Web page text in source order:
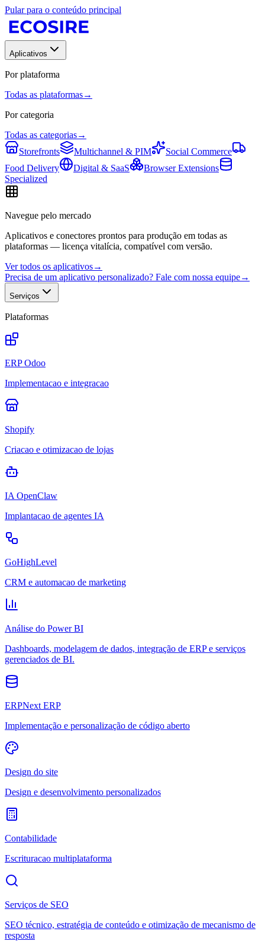
Pular para o conteúdo principal
Aplicativos
Por plataforma
Todas as plataformas→
Por categoria
Todas as categorias→
Storefronts
Multichannel & PIM
Social Commerce
Food Delivery
Digital & SaaS
Browser Extensions
Specialized
Navegue pelo mercado
Aplicativos e conectores prontos para produção em todas as
plataformas — licença vitalícia, compatível com versão.
Ver todos os aplicativos→
Precisa de um aplicativo personalizado? Fale com nossa equipe→
Serviços
Plataformas
ERP Odoo
Implementacao e integracao
Shopify
Criacao e otimizacao de lojas
IA OpenClaw
Implantacao de agentes IA
GoHighLevel
CRM e automacao de marketing
Análise do Power BI
Dashboards, modelagem de dados, integração de ERP e serviços
gerenciados de BI.
ERPNext ERP
Implementação e personalização de código aberto
Design do site
Design e desenvolvimento personalizados
Contabilidade
Escrituracao multiplataforma
Serviços de SEO
SEO técnico, estratégia de conteúdo e otimização de mecanismo de
resposta